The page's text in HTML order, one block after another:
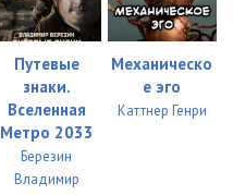
11:59
07:54
06:17
Путевые
знаки.
Вселенная
Метро 2033
Березин
Владимир
Механическо
е эго
Каттнер Генри